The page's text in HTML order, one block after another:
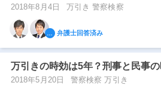
2018年8月4日 万引き 警察検察
弁護士回答済み
万引きの時効は5年？刑事と民事
2018年5月20日 警察検察 万引き